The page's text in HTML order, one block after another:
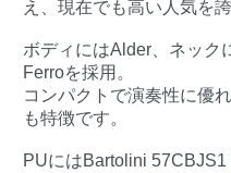
え、現在でも高い人気を誇
ボディにはAlder、ネック
Ferroを採用。
コンパクトで演奏性に優
も特徴です。
PUにはBartolini